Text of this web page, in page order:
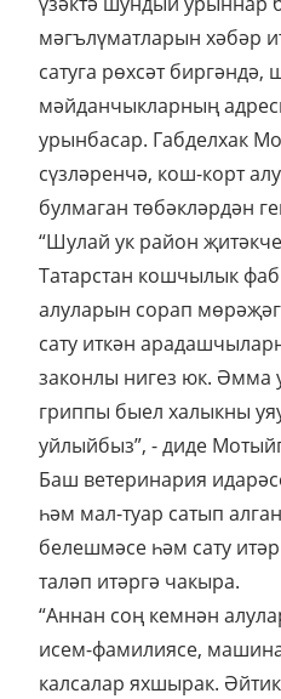
мәгълүматларын хәбәр
сатуга рөхсәт биргәндә,
мәйданчыкларның
урынбасар. Габделхак
сүзләренчә, кош-корт
булмаган төбәкләрдән
“Шулай ук район
Татарстан кошчылык
алуларын сорап
сату иткән
законлы нигез юк. Әмма
гриппы быел халыкны
уйлыйбыз”, - диде
Баш ветеринария
һәм мал-туар сатып
белешмәсе һәм сату
таләп итәргә чакыра.
“Аннан соң кемнән
исем-фамилиясе,
калсалар яхшырак.